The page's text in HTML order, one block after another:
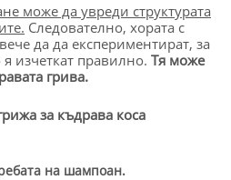
може да увреди структурата
Следователно, хората с
да да експериментират, за
изчеткат правилно. Тя може
грива.
за къдрава коса
на шампоан.